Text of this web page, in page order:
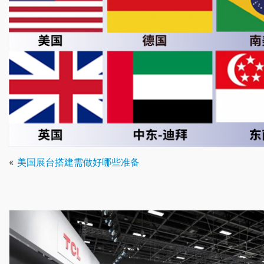
« 美国展台搭建需做好哪些准备